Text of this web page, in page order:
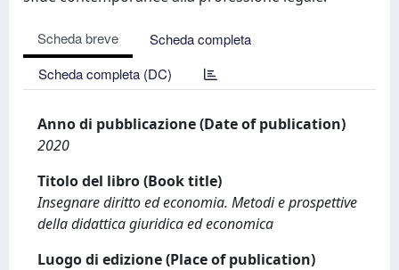
Scheda breve
Scheda completa
Scheda completa (DC)
Anno di pubblicazione (Date of publication)
2020
Titolo del libro (Book title)
Insegnare diritto ed economia. Metodi e prospettive
della didattica giuridica ed economica
Luogo di edizione (Place of publication)